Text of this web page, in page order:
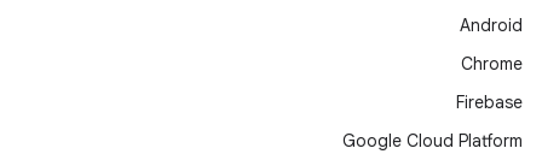
Android
Chrome
Firebase
Google Cloud Platform